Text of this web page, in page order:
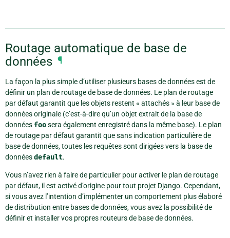
Routage automatique de base de
données ¶
La façon la plus simple d’utiliser plusieurs bases de données est de
définir un plan de routage de base de données. Le plan de routage
par défaut garantit que les objets restent « attachés » à leur base de
données originale (c’est-à-dire qu’un objet extrait de la base de
données foosera également enregistré dans la même base). Le plan
de routage par défaut garantit que sans indication particulière de
base de données, toutes les requêtes sont dirigées vers la base de
donnéesdefault.
Vous n’avez rien à faire de particulier pour activer le plan de routage
par défaut, il est activé d’origine pour tout projet Django. Cependant,
si vous avez l’intention d’implémenter un comportement plus élaboré
de distribution entre bases de données, vous avez la possibilité de
définir et installer vos propres routeurs de base de données.